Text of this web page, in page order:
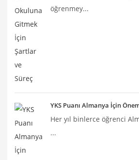
öğrenmey...
YKS Puanı Almanya İçin
Her yıl binlerce öğrenci
...